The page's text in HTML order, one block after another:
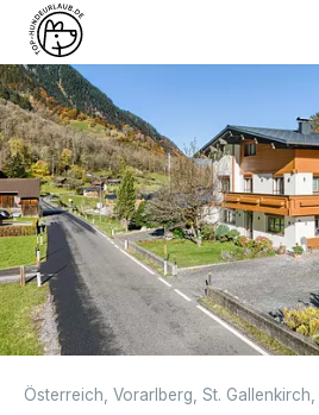
Österreich Vorarlberg St. Gallenkirch